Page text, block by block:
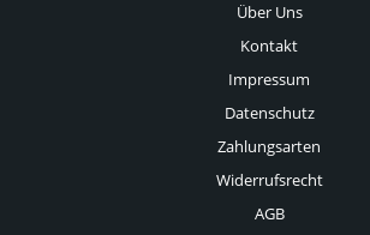
Über Uns
Kontakt
Impressum
Datenschutz
Zahlungsarten
Widerrufsrecht
AGB